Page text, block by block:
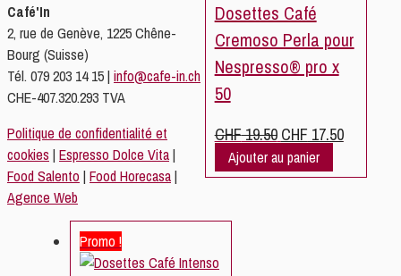
Dosettes Café
Cremoso Perla pour
Nespresso® pro x
50
CHF19.50 Le
prix
initial
CHF 17.50Le
actuel
Ajouter au panier
Promo !
Café'In
2, rue de Genève, 1225 Chêne-
Bourg (Suisse)
Tél. 079 203 14 15 | info@cafe-in.ch
CHE-407.320.293 TVA
Politique de confidentialité et
cookies | Espresso Dolce Vita|
Food Salento | Food Horecasa|
Agence Web